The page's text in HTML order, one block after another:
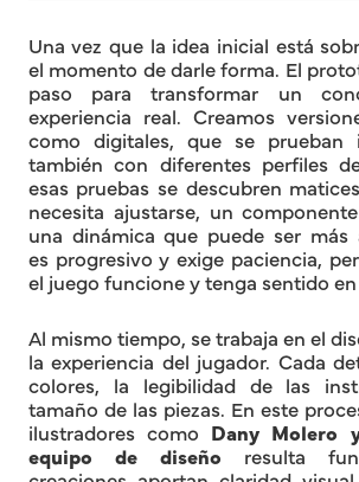
Una vez que la idea inicial está
el momento de darle forma. El
paso para transformar un
experiencia real. Creamos
como digitales, que se prueban
también con diferentes perfiles
esas pruebas se descubren
necesita ajustarse, un
una dinámica que puede ser más
es progresivo y exige paciencia,
el juego funcione y tenga sentido en
Al mismo tiempo, se trabaja en el
la experiencia del jugador. Cada
colores, la legibilidad de las
tamaño de las piezas. En este
ilustradores como Dany Molero
equipo de diseño resulta